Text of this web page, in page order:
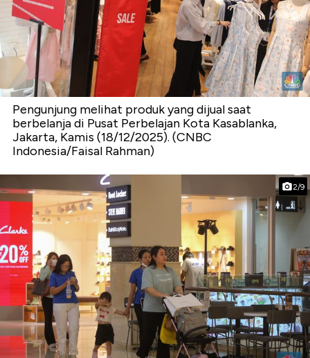
Pengunjung melihat produk yang dijual saat
berbelanja di Pusat Perbelajan Kota Kasablanka,
Jakarta, Kamis (18/12/2025). (CNBC
Indonesia/Faisal Rahman)
2/9